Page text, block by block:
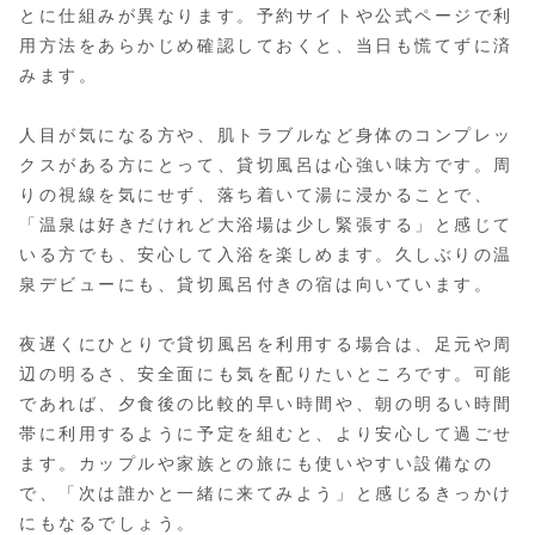
とに仕組みが異なります。予約サイトや公式ページで利
用方法をあらかじめ確認しておくと、当日も慌てずに済
みます。
人目が気になる方や、肌トラブルなど身体のコンプレッ
クスがある方にとって、貸切風呂は心強い味方です。周
りの視線を気にせず、落ち着いて湯に浸かることで、
「温泉は好きだけれど大浴場は少し緊張する」と感じて
いる方でも、安心して入浴を楽しめます。久しぶりの温
泉デビューにも、貸切風呂付きの宿は向いています。
夜遅くにひとりで貸切風呂を利用する場合は、足元や周
辺の明るさ、安全面にも気を配りたいところです。可能
であれば、夕食後の比較的早い時間や、朝の明るい時間
帯に利用するように予定を組むと、より安心して過ごせ
ます。カップルや家族との旅にも使いやすい設備なの
で、「次は誰かと一緒に来てみよう」と感じるきっかけ
にもなるでしょう。